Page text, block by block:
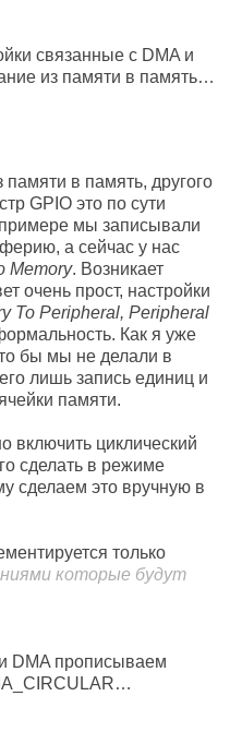
связанные с DMA и
из памяти в память…
в память, другого
GPIO это по сути
мы записывали
а сейчас у нас
Memory. Возникает
очень прост, настройки
To Peripheral, Peripheral
Как я уже
бы мы не делали в
лишь запись единиц и
памяти.
циклический
сделать в режиме
сделаем это вручную в
только
которые будут
DMA прописываем